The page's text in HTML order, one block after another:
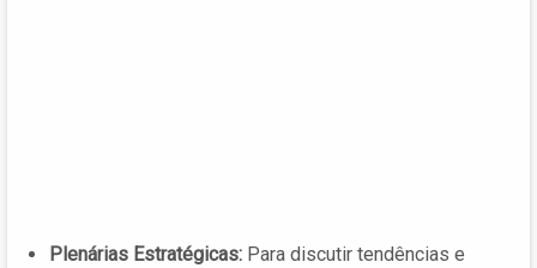
Plenárias Estratégicas: Para discutir tendências e